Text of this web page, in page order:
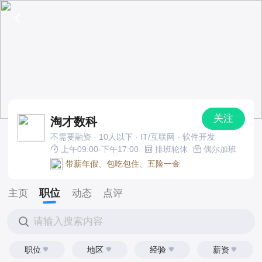
淘才数科 关注
不需要融资 · 10人以下 · IT/互联网 · 软件开发
上午09:00-下午17:00
排班轮休
偶尔加班
带薪年假、包吃包住、五险一金
主页 职位 动态 点评
请输入搜索内容
职位 地区 经验 薪资